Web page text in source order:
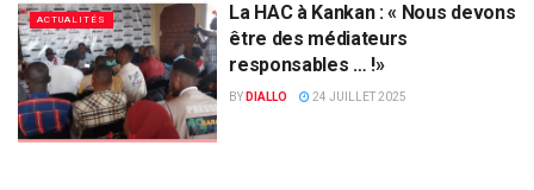
ACTUALITÉS
La HAC à Kankan : « Nous devons
être des médiateurs
responsables … !»
BY DIALLO 24 JUILLET 2025